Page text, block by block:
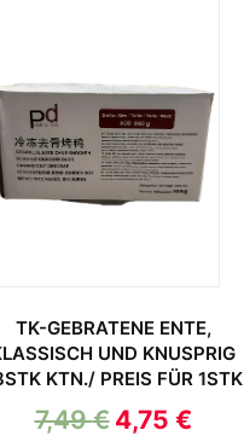
TK-GEBRATENE ENTE,
UND KNUSPRIG
KTN./ PREIS FÜR 1STK
7,49€ 4,75 €